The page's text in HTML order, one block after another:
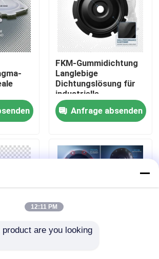
der
in
und
FKM-Gummidichtung
Langlebige
Dichtungslösung für
industrielle
Anwendungen,
beständig gegen
Chemikalien und
Temperaturen
Anfrage absenden
12:11 PM
product are you looking